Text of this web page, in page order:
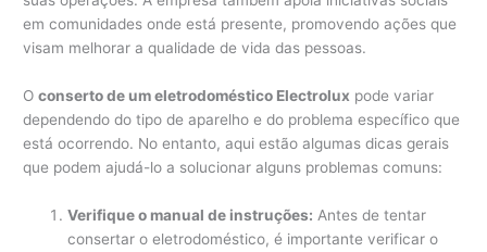
em comunidades onde está presente, promovendo ações que
visam melhorar a qualidade de vida das pessoas.
Oconserto de um eletrodoméstico Electrolux pode variar
dependendo do tipo de aparelho e do problema específico que
está ocorrendo. No entanto, aqui estão algumas dicas gerais
que podem ajudá-lo a solucionar alguns problemas comuns:
Verifique o manual de instruções: Antes de tentar
consertar o eletrodoméstico, é importante verificar o